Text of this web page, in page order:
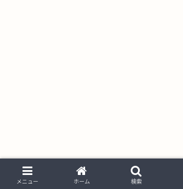
メニュー ホーム 検索